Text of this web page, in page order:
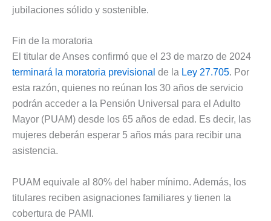
jubilaciones sólido y sostenible.
Fin de la moratoria
El titular de Anses confirmó que el 23 de marzo de 2024
terminará la moratoria previsional de la Ley 27.705. Por
esta razón, quienes no reúnan los 30 años de servicio
podrán acceder a la Pensión Universal para el Adulto
Mayor (PUAM) desde los 65 años de edad. Es decir, las
mujeres deberán esperar 5 años más para recibir una
asistencia.
PUAM equivale al 80% del haber mínimo. Además, los
titulares reciben asignaciones familiares y tienen la
cobertura de PAMI.